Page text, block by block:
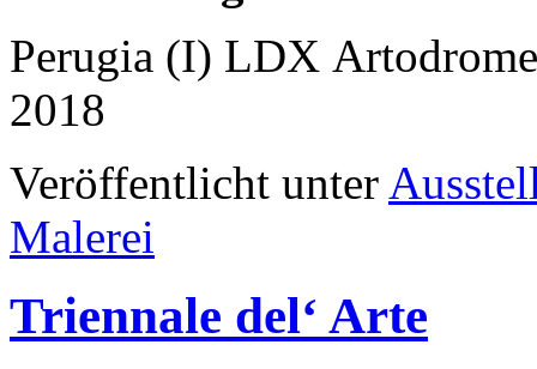
Perugia (I) LDX
2018
Veröffentlicht unter
Malerei
Triennale del‘ Arte